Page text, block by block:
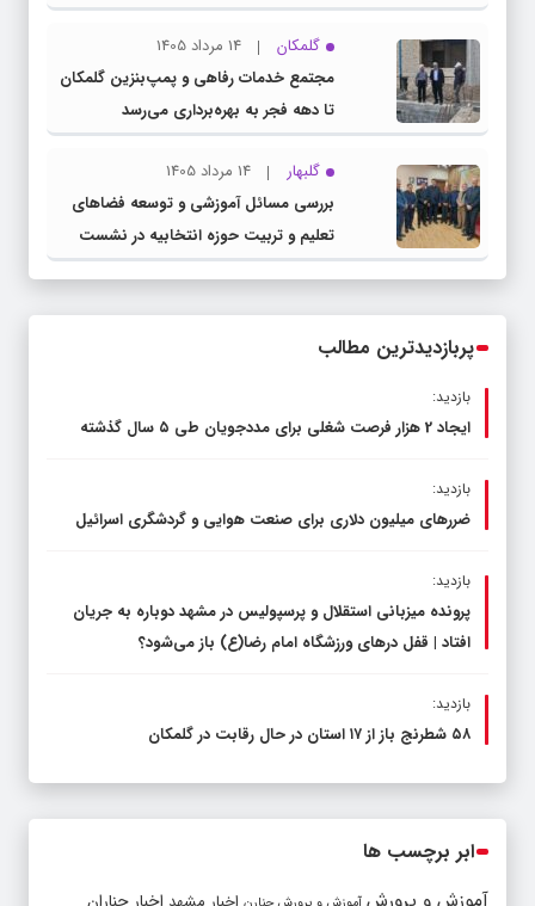
گلمکان
14 مرداد 1405
مجتمع خدمات رفاهی و پمپ‌بنزین گلمکان
تا دهه فجر به بهره‌برداری می‌رسد
گلبهار
14 مرداد 1405
بررسی مسائل آموزشی و توسعه فضاهای
تعلیم و تربیت حوزه انتخابیه در نشست
مشترک عضو کمیسیون آموزش مجلس با
پربازدیدترین مطالب
بازدید:
ایجاد 2 هزار فرصت شغلی برای مددجویان طی ۵ سال گذشته
بازدید:
ضررهای میلیون دلاری برای صنعت هوایی و گردشگری اسرائیل
بازدید:
پرونده میزبانی استقلال و پرسپولیس در مشهد دوباره به جریان
افتاد | قفل در‌های ورزشگاه امام رضا(ع) باز می‌شود؟
بازدید:
۵۸ شطرنج‌ باز از ۱۷ استان در حال رقابت در گلمکان
ابر برچسب ها